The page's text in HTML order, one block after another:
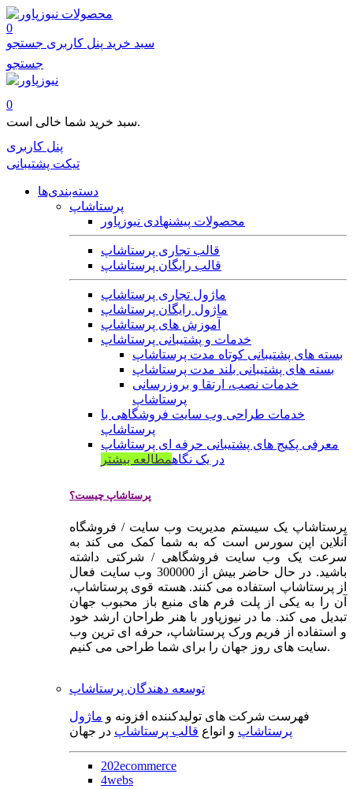
محصولات
0
سبد خرید پنل کاربری جستجو
جستجو
0
سبد خرید شما خالی است.
پنل کاربری
تیکت پشتیبانی
دسته‌بندی‌ها
پرستاشاپ
محصولات پیشنهادی نیوزپاور
قالب تجاری پرستاشاپ
قالب رایگان پرستاشاپ
ماژول تجاری پرستاشاپ
ماژول رایگان پرستاشاپ
آموزش های پرستاشاپ
خدمات و پشتیبانی پرستاشاپ
بسته های پشتیبانی کوتاه مدت پرستاشاپ
بسته های پشتیبانی بلند مدت پرستاشاپ
خدمات نصب، ارتقا و بروزرسانی
پرستاشاپ
خدمات طراحی وب سایت فروشگاهی با
پرستاشاپ
معرفی پکیج های پشتیبانی حرفه ای پرستاشاپ
در یک نگاهمطالعه بیشتر
پرستاشاپ چیست؟
پرستاشاپ یک سیستم مدیریت وب سایت / فروشگاه
آنلاین اپن سورس است که به شما کمک می کند به
سرعت یک وب سایت فروشگاهی / شرکتی داشته
باشید. در حال حاضر بیش از 300000 وب سایت فعال
از پرستاشاپ استفاده می کنند. هسته قوی پرستاشاپ،
آن را به یکی از پلت فرم های منبع باز محبوب جهان
تبدیل می کند. ما در نیوزپاور با هنر طراحان ارشد خود
و استفاده از فریم ورک پرستاشاپ، حرفه ای ترین وب
سایت های روز جهان را برای شما طراحی می کنیم.
توسعه دهندگان پرستاشاپ
فهرست شرکت های تولیدکننده افزونه و ماژول
پرستاشاپ و انواع قالب پرستاشاپ در جهان
202ecommerce
4webs